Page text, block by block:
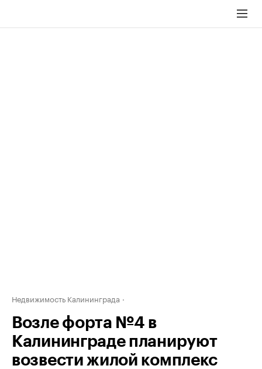
Недвижимость Калининграда
Возле форта №4 в
Калининграде планируют
возвести жилой комплекс